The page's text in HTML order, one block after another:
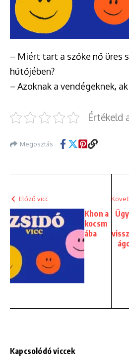
– Miért tart a szőke nő üres
hűtőjében?
– Azoknak a vendégeknek,
Értékeld
Megosztás
Előző vicc
Khon a
kocsm
ába
Kapcsolódó viccek